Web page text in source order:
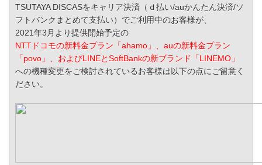
TSUTAYA DISCASをキャリア決済（ｄ払い/auかんたん決済/ソ
フトバンクまとめて支払い）でご利用中のお客様が、
2021年3月より提供開始予定の
NTTドコモの新料金プラン「ahamo」、auの新料金プラン
「povo」、およびLINEとSoftBankの新ブランド「LINEMO」
への機種変更をご検討されているお客様は以下の点にご留意く
ださい。